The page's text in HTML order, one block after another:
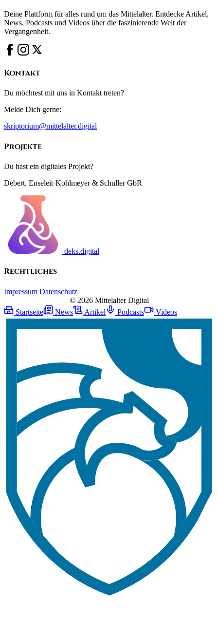
Deine Plattform für alles rund um das Mittelalter. Entdecke Artikel,
News, Podcasts und Videos über die faszinierende Welt der
Vergangenheit.
Kontakt
Du möchtest mit uns in Kontakt treten?
Melde Dich gerne:
skriptorium@mittelalter.digital
Projekte
Du hast ein digitales Projekt?
Debert, Enseleit-Kohlmeyer & Schuller GbR
deks.digital
Rechtliches
Impressum Datenschutz
© 2026 Mittelalter Digital
Startseite
News Artikel Podcasts Videos